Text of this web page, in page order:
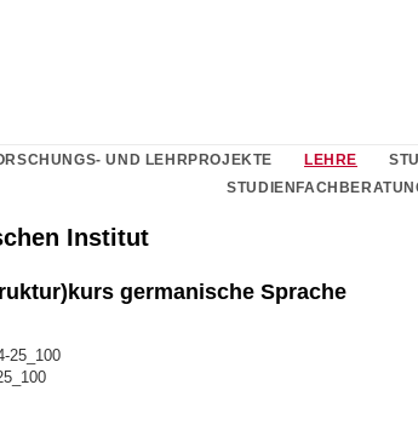
UND LEHRPROJEKTE LEHRE
Institut
germanische Sprache
25_100